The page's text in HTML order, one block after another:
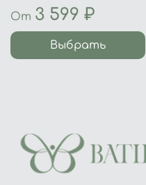
От 3 599 ₽
Выбрать